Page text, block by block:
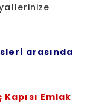
arasında
Emlak